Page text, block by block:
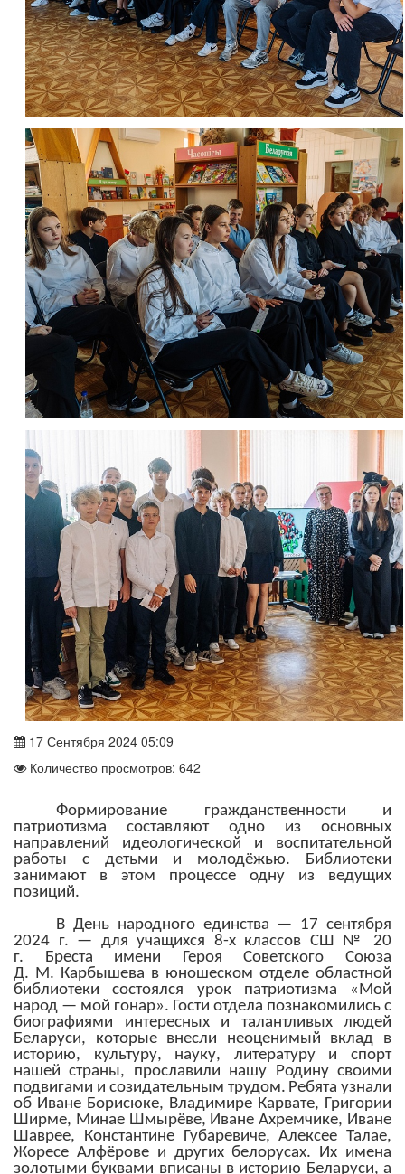
17 Сентября 2024 05:09
Количество просмотров: 642
Формирование гражданственности и
патриотизма составляют одно из основных
направлений идеологической и воспитательной
работы с детьми и молодёжью. Библиотеки
занимают в этом процессе одну из ведущих
позиций.
В День народного единства — 17 сентября
2024 г. — для учащихся 8-х классов СШ № 20
г. Бреста имени Героя Советского Союза
Д. М. Карбышева в юношеском отделе областной
библиотеки состоялся урок патриотизма «Мой
народ — мой гонар». Гости отдела познакомились с
биографиями интересных и талантливых людей
Беларуси, которые внесли неоценимый вклад в
историю, культуру, науку, литературу и спорт
нашей страны, прославили нашу Родину своими
подвигами и созидательным трудом. Ребята узнали
об Иване Борисюке, Владимире Карвате, Григории
Ширме, Минае Шмырёве, Иване Ахремчике, Иване
Шаврее, Константине Губаревиче, Алексее Талае,
Жоресе Алфёрове и других белорусах. Их имена
золотыми буквами вписаны в историю Беларуси, а